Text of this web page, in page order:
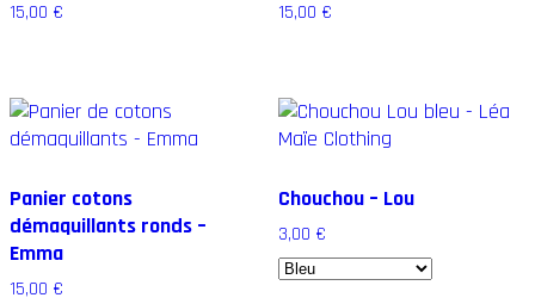
15,00 € 15,00 €
Panier cotons
démaquillants ronds –
Emma
15,00 €
Chouchou – Lou
3,00 €